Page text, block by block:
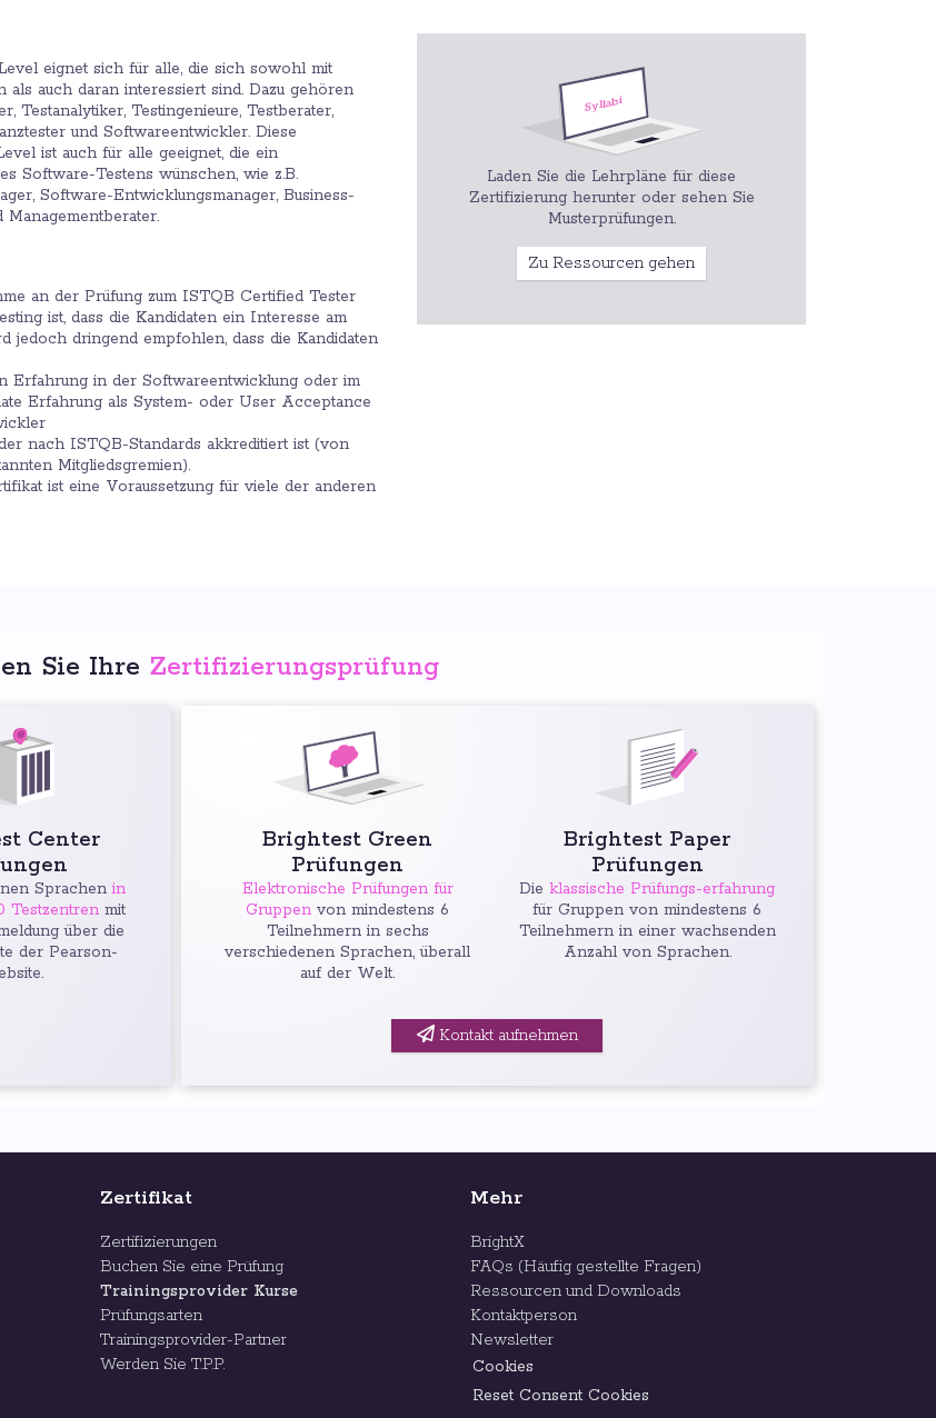
eignet sich für alle, die sich sowohl mit
als auch daran interessiert sind. Dazu gehören
Testanalytiker, Testingenieure, Testberater,
und Softwareentwickler. Diese
ist auch für alle geeignet, die ein
Software-Testens wünschen, wie z.B.
Software-Entwicklungsmanager, Business-
an der Prüfung zum ISTQB Certified Tester
ist, dass die Kandidaten ein Interesse am
jedoch dringend empfohlen, dass die Kandidaten
Erfahrung in der Softwareentwicklung oder im
Erfahrung als System- oder User Acceptance
nach ISTQB-Standards akkreditiert ist (von
Mitgliedsgremien).
ist eine Voraussetzung für viele der anderen
Laden Sie die Lehrpläne für diese
Zertifizierung herunter oder sehen Sie
Musterprüfungen.
Zu Ressourcen gehen
Sie Ihre Zertifizierungsprüfung:
Center
Sprachen in
Testzentrenmit
über die
der Pearson-
Brightest Green
Prüfungen
Elektronische Prüfungen für
Gruppen von mindestens 6
Teilnehmern in sechs
verschiedenen Sprachen, überall
auf der Welt.
Brightest Paper
Prüfungen
Dieklassische Prüfungs-erfahrung
für Gruppen von mindestens 6
Teilnehmern in einer wachsenden
Anzahl von Sprachen.
Kontakt aufnehmen
Zertifikat
Zertifizierungen
Buchen Sie eine Prüfung
Trainingsprovider Kurse
Prüfungsarten
Trainingsprovider-Partner
Werden Sie T.P.P.
Mehr
BrightX
FAQs (Häufig gestellte Fragen)
Ressourcen und Downloads
Kontaktperson
Newsletter
Cookies
Reset Consent Cookies